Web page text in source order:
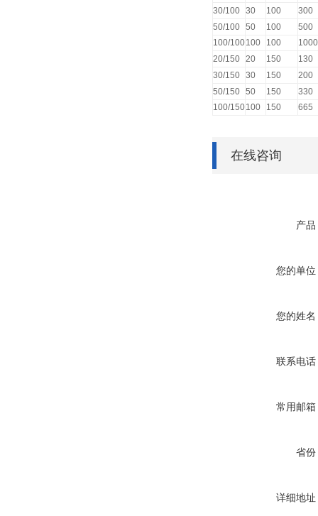
30/100 30 100
300
50/100 50 100
500
100/100100 100
1000
20/150 20 150
130
30/150 30 150
200
50/150 50 150
330
100/150100 150 665
在线咨询
产品
您的单位
您的姓名
联系电话
常用邮箱
省份
详细地址